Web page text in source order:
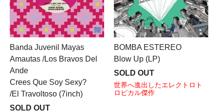
Banda Juvenil Mayas
Amautas /Los Bravos Del
Ande
Crees Que Soy Sexy?
/El Travoltoso (7inch)
SOLD OUT
BOMBA ESTEREO
Blow Up (LP)
SOLD OUT
世界へ進出したエレクトロト
ロピカル傑作